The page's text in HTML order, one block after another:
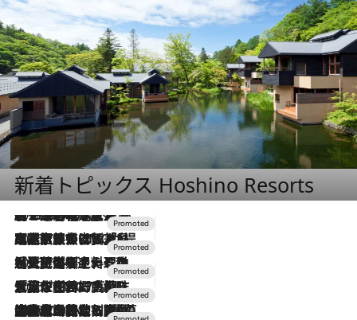
新着トピックス Hoshino Resorts
2026.8.7
【トンボの足水浴】ヒノキの香りに包まれて涼感マックス！約13℃の湧水かけ流しを避暑地「星野温泉 トンボの湯」で体験
2026.7.31
【ホテル帰省】という選択肢をOMOが提案。家族とほどよい距離を保つには「昼は実家、夜は気兼ねなくホテルで！」
2026.7.24
【夏限定ディナーコース】旬を迎える稚鮎や花ズッキーニなどをイタリア・トスカーナの郷土料理の手法で満喫！
2026.7.17
「土佐和ハーブかき氷」がOMO7高知に登場！生姜、山椒、大葉など目にも舌にも涼を呼ぶ郷土の味
2026.7.10
NEW OPEN！【界 草津】名湯の地に誕生。趣の異なる2種の温泉と上州ならではの会席・蕎麦割烹など美食を味わう究極の癒やし旅